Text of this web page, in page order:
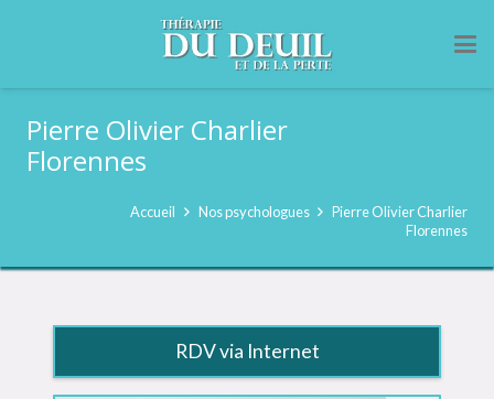
Pierre Olivier Charlier
Florennes
Accueil Nos psychologues
Pierre Olivier Charlier
Florennes
RDV via Internet